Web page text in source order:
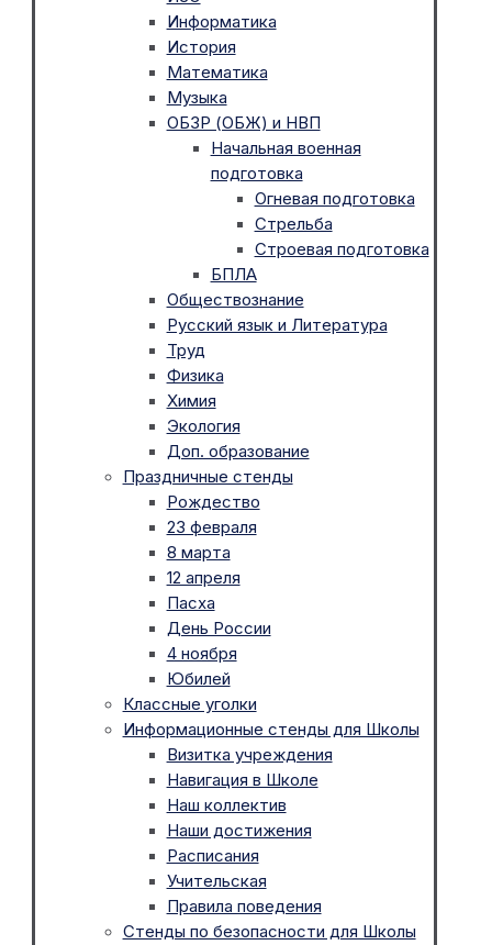
Информатика
История
Математика
Музыка
ОБЗР (ОБЖ) и НВП
Начальная военная
подготовка
Огневая подготовка
Стрельба
Строевая подготовка
БПЛА
Обществознание
Русский язык и Литература
Труд
Физика
Химия
Экология
Доп. образование
Праздничные стенды
Рождество
23 февраля
8 марта
12 апреля
Пасха
День России
4 ноября
Юбилей
Классные уголки
Информационные стенды для Школы
Визитка учреждения
Навигация в Школе
Наш коллектив
Наши достижения
Расписания
Учительская
Правила поведения
Стенды по безопасности для Школы